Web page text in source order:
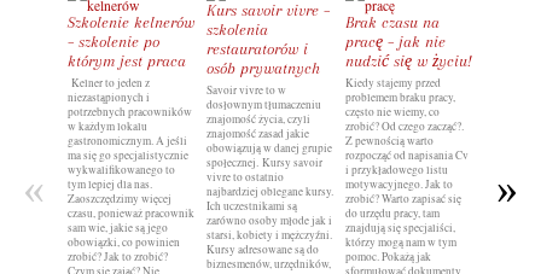
Szkolenie kelnerów
– szkolenie po
którym jest praca
Kelner to jeden z
niezastąpionych i
potrzebnych pracowników
w każdym lokalu
gastronomicznym. A jeśli
ma się go specjalistycznie
wykwalifikowanego to
tym lepiej dla nas.
Zaoszczędzimy więcej
czasu, ponieważ pracownik
sam wie, jakie są jego
obowiązki, co powinien
zrobić? Jak to zrobić?
Kurs savoir vivre –
szkolenia
restauratorów i
osób prywatnych
Savoir vivre to w
dosłownym tłumaczeniu
znajomość życia, czyli
znajomość zasad jakie
obowiązują w danej grupie
społecznej. Kursy savoir
vivre to ostatnio
najbardziej oblegane kursy.
Ich uczestnikami są
zarówno osoby młode jak i
starsi, kobiety i mężczyźni.
Kursy adresowane są do
biznesmenów, urzędników,
Brak czasu na
pracę – jak nie
nudzić się w życiu!
Kiedy stajemy przed
problemem braku pracy,
często nie wiemy, co
zrobić? Od czego zacząć?.
Z pewnością warto
rozpocząć od napisania Cv
i przykładowego listu
motywacyjnego. Jak to
zrobić? Warto zapisać się
do urzędu pracy, tam
znajdują się specjaliści,
którzy mogą nam w tym
pomoc. Pokażą jak
wiemy ile
« »